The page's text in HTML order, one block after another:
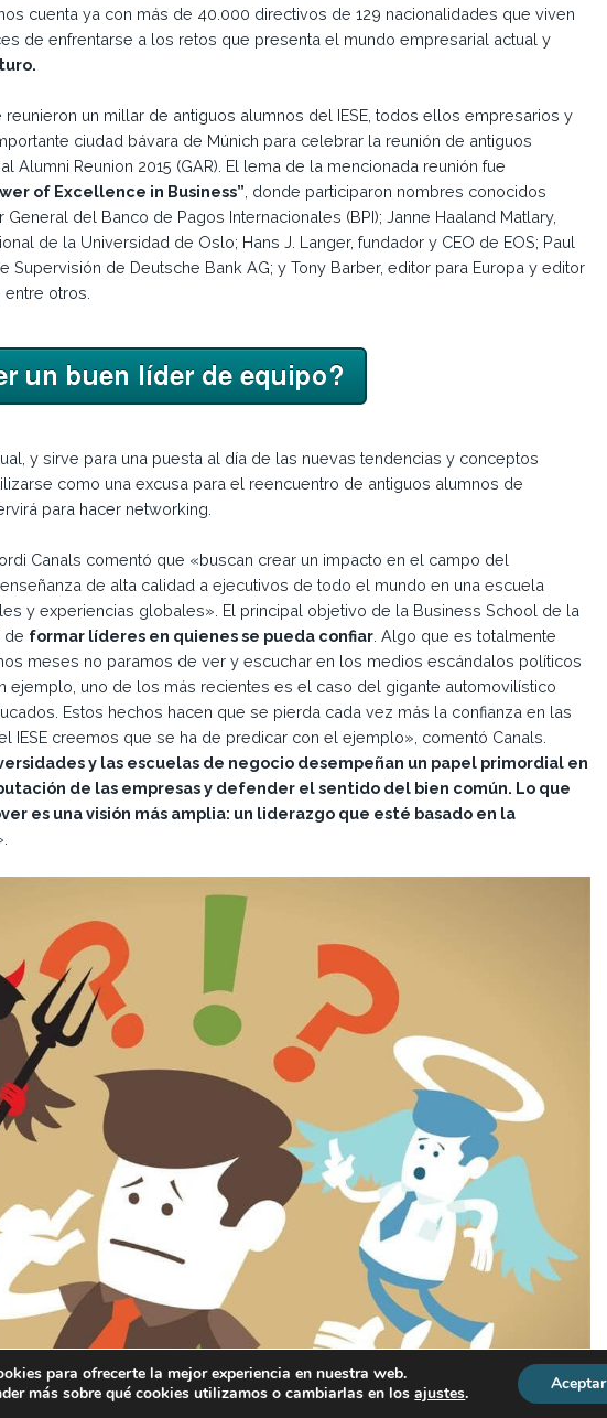
cuenta ya con más de 40.000 directivos de 129 nacionalidades que viven
de enfrentarse a los retos que presenta el mundo empresarial actual y
un millar de antiguos alumnos del IESE, todos ellos empresarios y
ciudad bávara de Múnich para celebrar la reunión de antiguos
Alumni Reunion 2015 (GAR). El lema de la mencionada reunión fue
of Excellence in Business”, donde participaron nombres conocidos
General del Banco de Pagos Internacionales (BPI); Janne Haaland Matlary,
de la Universidad de Oslo; Hans J. Langer, fundador y CEO de EOS; Paul
Supervisión de Deutsche Bank AG; y Tony Barber, editor para Europa y editor
entre otros.
y sirve para una puesta al día de las nuevas tendencias y conceptos
como una excusa para el reencuentro de antiguos alumnos de
para hacer networking.
Canals comentó que «buscan crear un impacto en el campo del
de alta calidad a ejecutivos de todo el mundo en una escuela
y experiencias globales». El principal objetivo de la Business School de la
de formar líderes en quienes se pueda confiar . Algo que es totalmente
meses no paramos de ver y escuchar en los medios escándalos políticos
ejemplo, uno de los más recientes es el caso del gigante automovilístico
Estos hechos hacen que se pierda cada vez más la confianza en las
IESE creemos que se ha de predicar con el ejemplo», comentó Canals.
y las escuelas de negocio desempeñan un papel primordial en
de las empresas y defender el sentido del bien común. Lo que
es una visión más amplia: un liderazgo que esté basado en la
para ofrecerte la mejor experiencia en nuestra web.
más sobre qué cookies utilizamos o cambiarlas en losajustes. Aceptar